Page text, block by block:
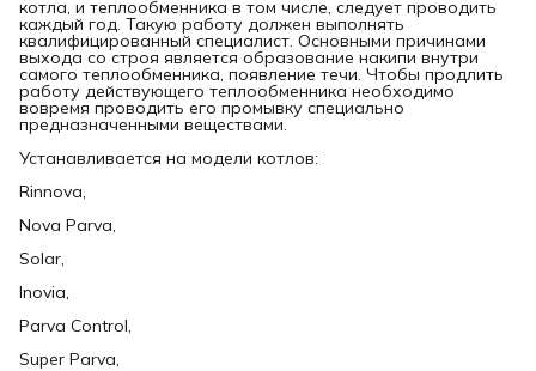
котла, и теплообменника в том числе, следует проводить
каждый год. Такую работу должен выполнять
квалифицированный специалист. Основными причинами
выхода со строя является образование накипи внутри
самого теплообменника, появление течи. Чтобы продлить
работу действующего теплообменника необходимо
вовремя проводить его промывку специально
предназначенными веществами.
Устанавливается на модели котлов:
Rinnova,
Nova Parva,
Solar,
Inovia,
Parva Control,
Super Parva,